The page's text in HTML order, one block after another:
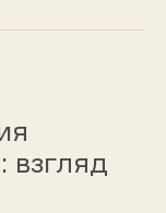
взгляд